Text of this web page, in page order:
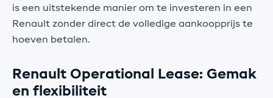
is een uitstekende manier om te investeren in een
Renault zonder direct de volledige aankoopprijs te
hoeven betalen.
Renault Operational Lease: Gemak
en flexibiliteit